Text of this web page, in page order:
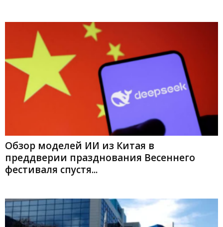
Обзор моделей ИИ из Китая в
преддверии празднования Весеннего
фестиваля спустя...